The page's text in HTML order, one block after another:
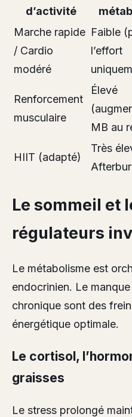
d’activité
Marche rapide
/ Cardio
modéré
Faible
l’effort
Renforcement
musculaire
Élevé
MB au
HIIT (adapté)
Très
Le sommeil et
régulateurs
Le métabolisme est
endocrinien. Le
chronique sont des
énergétique optimale.
Le cortisol,
graisses
Le stress prolongé